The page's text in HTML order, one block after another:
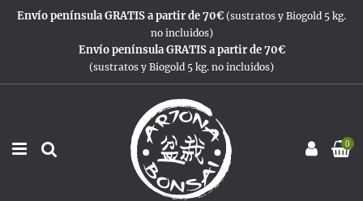
Envío península GRATIS a partir de 70€ (sustratos y Biogold 5 kg.
no incluidos)
Envío península GRATIS a partir de 70€
(sustratos y Biogold 5 kg. no incluidos)
0